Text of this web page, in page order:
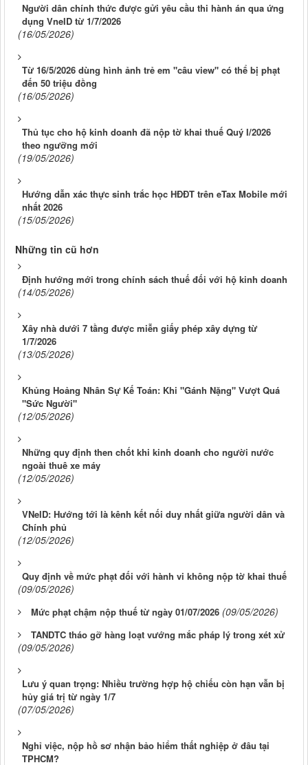
Người dân chính thức được gửi yêu cầu thi hành án qua ứng
dụng VneID từ 1/7/2026
(16/05/2026)
Từ 16/5/2026 dùng hình ảnh trẻ em "câu view" có thể bị phạt
đến 50 triệu đồng
(16/05/2026)
Thủ tục cho hộ kinh doanh đã nộp tờ khai thuế Quý I/2026
theo ngưỡng mới
(19/05/2026)
Hướng dẫn xác thực sinh trắc học HĐĐT trên eTax Mobile mới
nhất 2026
(15/05/2026)
Những tin cũ hơn
Định hướng mới trong chính sách thuế đối với hộ kinh doanh
(14/05/2026)
Xây nhà dưới 7 tầng được miễn giấy phép xây dựng từ
1/7/2026
(13/05/2026)
Khủng Hoảng Nhân Sự Kế Toán: Khi "Gánh Nặng" Vượt Quá
"Sức Người"
(12/05/2026)
Những quy định then chốt khi kinh doanh cho người nước
ngoài thuê xe máy
(12/05/2026)
VNeID: Hướng tới là kênh kết nối duy nhất giữa người dân và
Chính phủ
(12/05/2026)
Quy định về mức phạt đối với hành vi không nộp tờ khai thuế
(09/05/2026)
Mức phạt chậm nộp thuế từ ngày 01/07/2026 (09/05/2026)
TANDTC tháo gỡ hàng loạt vướng mắc pháp lý trong xét xử
(09/05/2026)
Lưu ý quan trọng: Nhiều trường hợp hộ chiếu còn hạn vẫn bị
hủy giá trị từ ngày 1/7
(07/05/2026)
Nghỉ việc, nộp hồ sơ nhận bảo hiểm thất nghiệp ở đâu tại
TPHCM?